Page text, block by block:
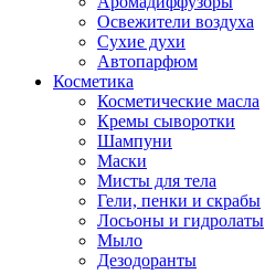
Освежители воздуха
Сухие духи
Автопарфюм
Косметика
Косметические масла
Кремы сыворотки
Шампуни
Маски
Мисты для тела
Гели, пенки и скрабы
Лосьоны и гидролаты
Мыло
Дезодоранты